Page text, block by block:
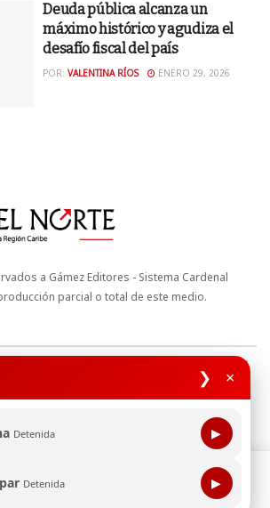
❯ ×
Detenida ▶
Detenida ▶
Deuda pública alcanza un
máximo histórico y agudiza el
desafío fiscal del país
POR: VALENTINA RÍOS ENERO 29, 2026
a Gámez Editores - Sistema Cardenal
parcial o total de este medio.
Derechos de Autor y Propiedad Intelectual
Política de Tratamiento de Datos
cookie para mejorar tu experiencia de
aceptas nuestra política de uso de